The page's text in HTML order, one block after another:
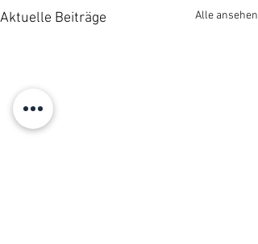
Aktuelle Beiträge Alle ansehen